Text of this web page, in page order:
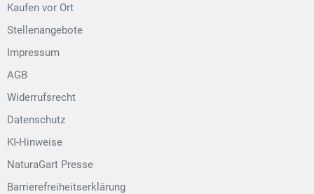
Kaufen vor Ort
Stellenangebote
Impressum
AGB
Widerrufsrecht
Datenschutz
KI-Hinweise
NaturaGart Presse
Barrierefreiheitserklärung